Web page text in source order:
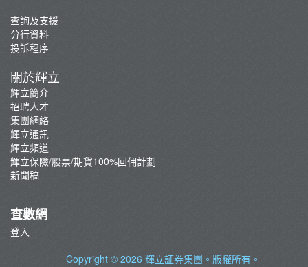
查詢及支援
分行資料
投訴程序
關於輝立
輝立簡介
招聘人才
集團網絡
輝立通訊
輝立頻道
輝立保險/股票/期貨100%回佣計劃
新聞稿
查數網
登入
Copyright © 2026 輝立証券集團 。版權所有。